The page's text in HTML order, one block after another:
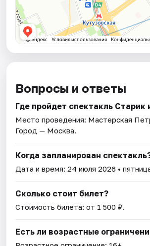
Вопросы и ответы
Где пройдет спектакль Старик
Место проведения: Мастерская
Город — Москва.
Когда запланирован
Дата и время:24 июля 2026 •
Сколько стоит билет?
Стоимость билета: от 1 500 ₽.
Есть ли возрастные